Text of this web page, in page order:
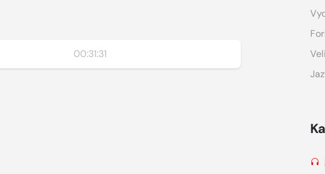
00:31:31